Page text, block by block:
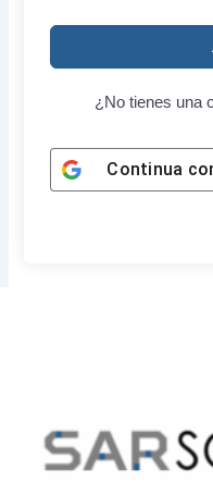
¿No tienes una
Continua